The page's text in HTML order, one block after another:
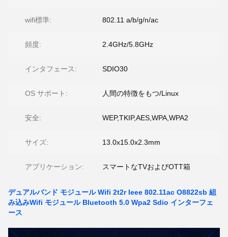
wifi標準: 802.11 a/b/g/n/ac
頻度: 2.4GHz/5.8GHz
インタフェース: SDIO30
OS サポート: 人間の特徴をもつ/Linux
安全: WEP,TKIP,AES,WPA,WPA2
サイズ: 13.0x15.0x2.3mm
アプリケーション: スマートなTVおよびOTT箱
デュアルバンド モジュール Wifi 2t2r Ieee 802.11ac O8822sb 組
み込みWifi モジュール Bluetooth 5.0 Wpa2 Sdio インターフェ
ース